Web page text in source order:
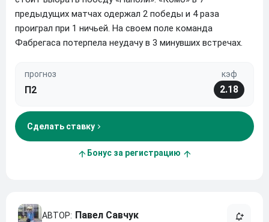
предыдущих матчах одержал 2 победы и 4 раза
проиграл при 1 ничьей. На своем поле команда
Фабрегаса потерпела неудачу в 3 минувших встречах.
прогноз
П2
кэф
2.18
Сделать ставку
Бонус за регистрацию
Павел Савчук